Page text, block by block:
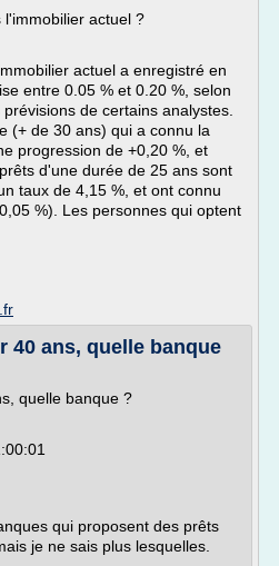
actuel ?
actuel a enregistré en
entre 0.05 % et 0.20 %, selon
de certains analystes.
(+ de 30 ans) qui a connu la
progression de +0,20 %, et
d'une durée de 25 ans sont
taux de 4,15 %, et ont connu
%). Les personnes qui optent
40 ans, quelle banque
quelle banque ?
qui proposent des prêts
je ne sais plus lesquelles.